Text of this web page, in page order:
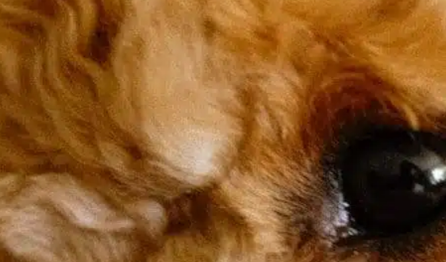
Lorsqu’il s’agit d’assurer la sécurité des
familles et des communautés, il est essentiel
de comprendre le comportement des chiens.
Les propriétaires de chiens et les adoptants
potentiels s’inquiètent souvent du risque de
morsures. Bien qu’aucun chien ne soit
dangereux en soi, certaines races ont la
réputation de mordre plus fréquemment que
d’autres. Cette discussion met…
Find out more